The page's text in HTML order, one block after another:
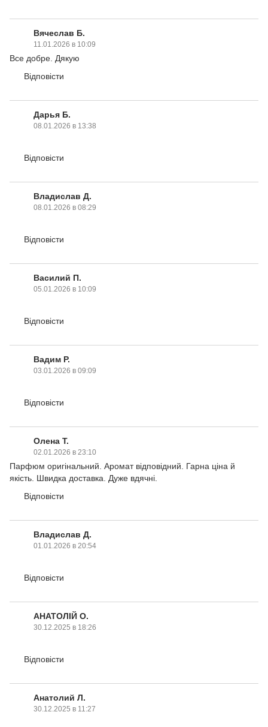
Вячеслав Б.
11.01.2026 в 10:09
Все добре. Дякую
Відповісти
Дарья Б.
08.01.2026 в 13:38
Відповісти
Владислав Д.
08.01.2026 в 08:29
Відповісти
Василий П.
05.01.2026 в 10:09
Відповісти
Вадим Р.
03.01.2026 в 09:09
Відповісти
Олена Т.
02.01.2026 в 23:10
Парфюм оригiнальний. Аромат вiдповiдний. Гарна цiна й
якiсть. Швидка доставка. Дуже вдячнi.
Відповісти
Владислав Д.
01.01.2026 в 20:54
Відповісти
АНАТОЛІЙ О.
30.12.2025 в 18:26
Відповісти
Анатолий Л.
30.12.2025 в 11:27